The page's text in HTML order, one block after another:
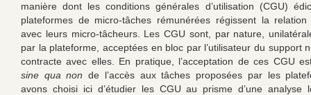
manière dont les conditions générales d’utilisation (CGU)
plateformes de micro-tâches rémunérées régissent la relation
avec leurs micro-tâcheurs. Les CGU sont, par nature,
par la plateforme, acceptées en bloc par l’utilisateur du support
contracte avec elles. En pratique, l’acceptation de ces CGU
sine qua non de l’accès aux tâches proposées par les
avons choisi ici d’étudier les CGU au prisme d’une analyse